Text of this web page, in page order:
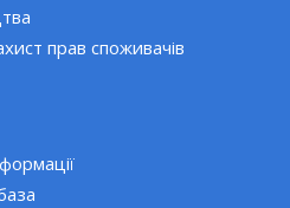
прав споживачів